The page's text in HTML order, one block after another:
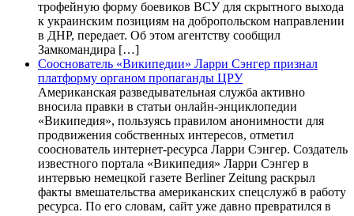
трофейную форму боевиков ВСУ для скрытного выхода
к украинским позициям на добропольском направлении
в ДНР, передает. Об этом агентству сообщил
Замкомандира […]
Сооснователь «Википедии» Ларри Сэнгер признал
платформу органом пропаганды ЦРУ
Американская разведывательная служба активно
вносила правки в статьи онлайн-энциклопедии
«Википедия», пользуясь правилом анонимности для
продвижения собственных интересов, отметил
сооснователь интернет-ресурса Ларри Сэнгер. Создатель
известного портала «Википедия» Ларри Сэнгер в
интервью немецкой газете Berliner Zeitung раскрыл
факты вмешательства американских спецслужб в работу
ресурса. По его словам, сайт уже давно превратился в